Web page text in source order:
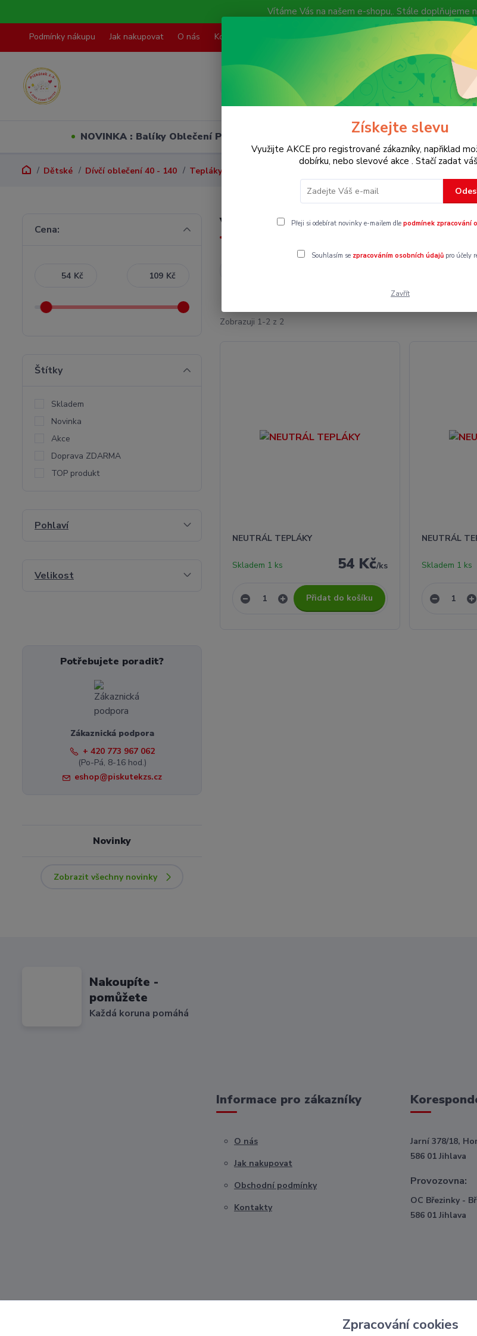
Vítáme Vás na našem e-shopu,. Stále doplňujeme
Podmínky nákupu Jak nakupovat O nás Kontakty Nevíte si rady?
NOVINKA : Balíky Oblečení PO VELIKOSTECH Dětské Dámské
Dětské Dívčí oblečení 40 - 140 Tepláky, legíny, punčochy
Vel. 44
Zobrazuji 1-2 z 2
NEUTRÁL TEPLÁKY
54 Kč/ks
Skladem 1 ks
Přidat do košíku
NEUTRÁL
Skladem 1 ks
Cena:
Kč Kč
Štítky
Skladem
Novinka
Akce
Doprava ZDARMA
TOP produkt
Pohlaví
Velikost
Potřebujete poradit?
Zákaznická podpora
+ 420 773 967 062
(Po-Pá, 8-16 hod.)
eshop@piskutekzs.cz
Novinky
Zobrazit všechny novinky
Nakoupíte -
pomůžete
Každá koruna pomáhá
Informace pro zákazníky
O nás
Jak nakupovat
Obchodní podmínky
Kontakty
Jarní 378/18,
586 01 Jihlava
Provozovna:
OC Březinky -
586 01 Jihlava
Získejte slevu
Využijte AKCE pro registrované zákazníky, napřiklad
dobírku, nebo slevové akce . Stačí zadat
Přeji si odebírat novinky e-mailem dle podmínek zpracování
Souhlasím se zpracováním osobních údajůpro účely
Zavřít
Zpracování cookies